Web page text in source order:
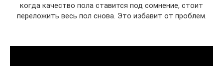
когда качество пола ставится под сомнение, стоит
переложить весь пол снова. Это избавит от проблем.